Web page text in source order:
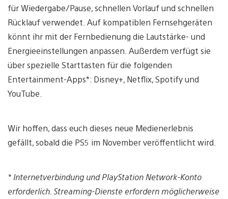
für Wiedergabe/Pause, schnellen Vorlauf und schnellen
Rücklauf verwendet. Auf kompatiblen Fernsehgeräten
könnt ihr mit der Fernbedienung die Lautstärke- und
Energieeinstellungen anpassen. Außerdem verfügt sie
über spezielle Starttasten für die folgenden
Entertainment-Apps*: Disney+, Netflix, Spotify und
YouTube.
Wir hoffen, dass euch dieses neue Medienerlebnis
gefällt, sobald die PS5 im November veröffentlicht wird.
* Internetverbindung und PlayStation Network-Konto
erforderlich. Streaming-Dienste erfordern möglicherweise